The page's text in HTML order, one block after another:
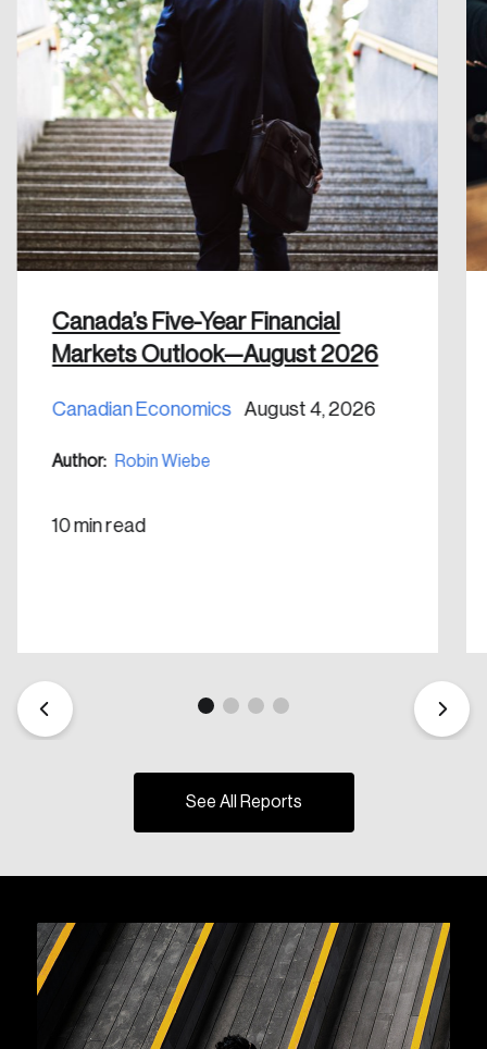
Canada’s Five-Year Financial
Markets Outlook—August 2026
Canadian Economics August 4, 2026
Author: Robin Wiebe
10 min read
See All Reports